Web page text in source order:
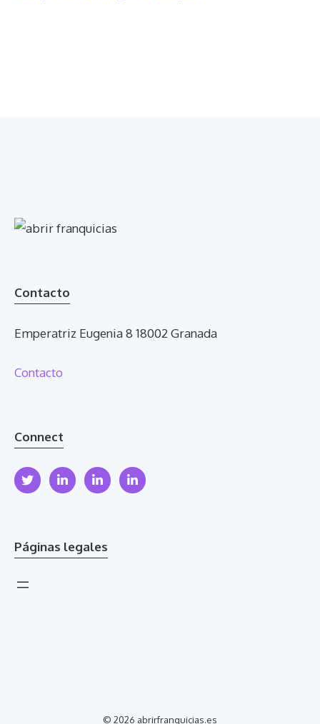
Contacto
Emperatriz Eugenia 8 18002 Granada
Contacto
Connect
Páginas legales
© 2026 abrirfranquicias.es